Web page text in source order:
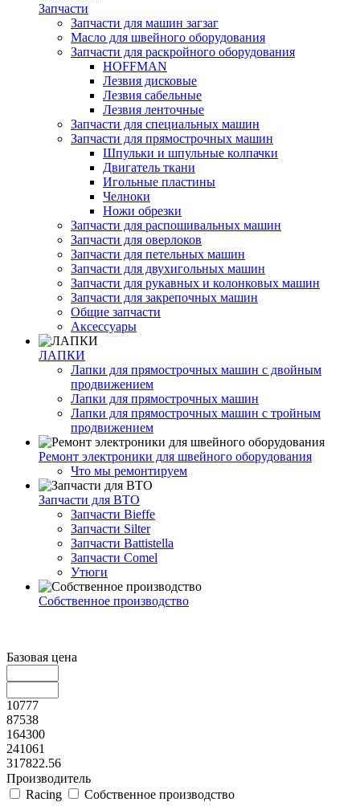
Запчасти
Запчасти для машин загзаг
Масло для швейного оборудования
Запчасти для раскройного оборудования
HOFFMAN
Лезвия дисковые
Лезвия сабельные
Лезвия ленточные
Запчасти для специальных машин
Запчасти для прямострочных машин
Шпульки и шпульные колпачки
Двигатель ткани
Игольные пластины
Челноки
Ножи обрезки
Запчасти для распошивальных машин
Запчасти для оверлоков
Запчасти для петельных машин
Запчасти для двухигольных машин
Запчасти для рукавных и колонковых машин
Запчасти для закрепочных машин
Общие запчасти
Аксессуары
ЛАПКИ
Лапки для прямострочных машин с двойным
продвижением
Лапки для прямострочных машин
Лапки для прямострочных машин с тройным
продвижением
Ремонт электроники для швейного оборудования
Что мы ремонтируем
Запчасти для ВТО
Запчасти Bieffe
Запчасти Silter
Запчасти Battistella
Запчасти Comel
Утюги
Собственное производство
Базовая цена
10777
87538
164300
241061
317822.56
Производитель
Racing
Собственное производство